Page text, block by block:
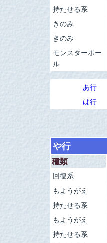
持たせる系
きのみ
きのみ
モンスターボー
ル
あ行
は行
や行
種類
回復系
もようがえ
持たせる系
もようがえ
持たせる系